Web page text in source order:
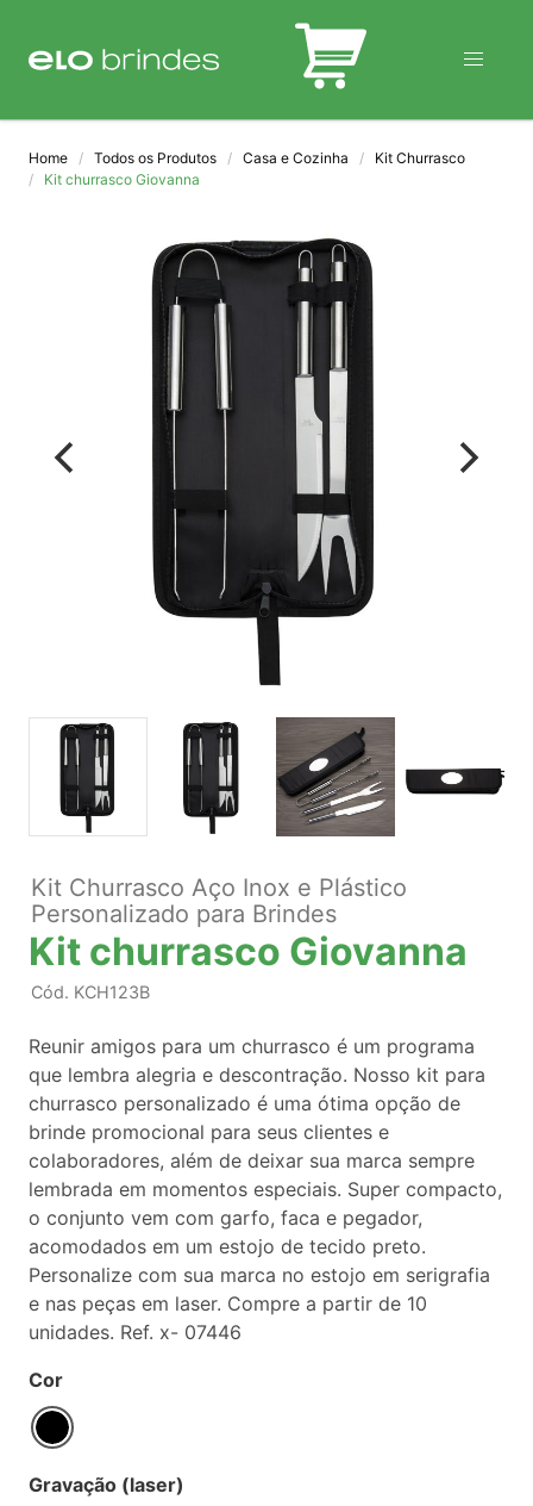
BLOG
Home Todos os Produtos Casa e Cozinha
Kit Churrasco
Kit churrasco Giovanna
Kit Churrasco Aço Inox e Plástico
Personalizado para Brindes
Kit churrasco Giovanna
Cód. KCH123B
Reunir amigos para um churrasco é um programa
que lembra alegria e descontração. Nosso kit para
churrasco personalizado é uma ótima opção de
brinde promocional para seus clientes e
colaboradores, além de deixar sua marca sempre
lembrada em momentos especiais. Super compacto,
o conjunto vem com garfo, faca e pegador,
acomodados em um estojo de tecido preto.
Personalize com sua marca no estojo em serigrafia
e nas peças em laser. Compre a partir de 10
unidades. Ref. x- 07446
Cor
Gravação (laser)